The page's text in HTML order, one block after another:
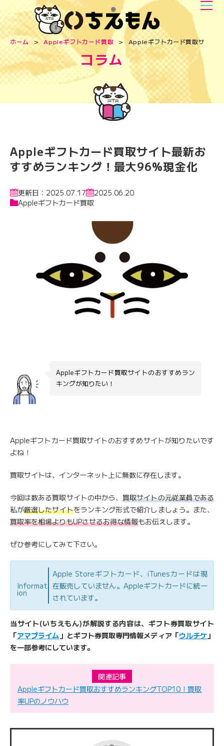
ホーム Appleギフトカード買取 Appleギフトカード買取サイト
コラム
Appleギフトカード買取サイト最新お
すすめランキング！最大96%現金化
更新日：2025.07.17
2025.06.20
Appleギフトカード買取
Appleギフトカード買取サイトのおすすめラン
キングが知りたい！
Appleギフトカード買取サイトのおすすめサイトが知りたいです
よね！
買取サイトは、インターネット上に無数に存在します。
今回は数ある買取サイトの中から、買取サイトの元従業員である
私が厳選したサイトをランキング形式で紹介しましょう。また、
買取率を相場よりもUPさせるお得な情報もお伝えします。
ぜひ参考にしてみて下さい。
Informat
ion
Apple Storeギフトカード、iTunesカードは現
在販売していません。Appleギフトカードに統一
されています。
当サイト(いちえもん)が解説する内容は、ギフト券買取サイト
「アマプライム 」とギフト券買取専門情報メディア「ウルチケ 」
を一部参考にしています。
関連記事
Appleギフトカード買取おすすめランキングTOP10！買取
率UPのノウハウ